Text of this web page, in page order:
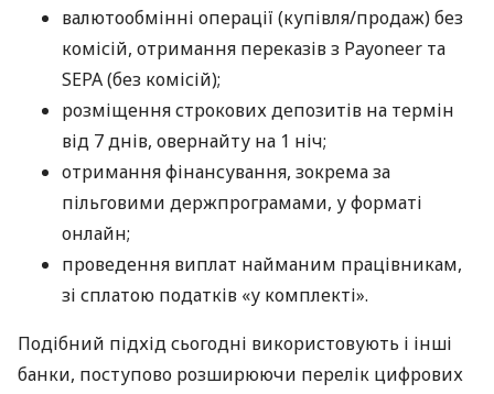
валютообмінні операції (купівля/продаж) без
комісій, отримання переказів з Payoneer та
SEPA (без комісій);
розміщення строкових депозитів на термін
від 7 днів, овернайту на 1 ніч;
отримання фінансування, зокрема за
пільговими держпрограмами, у форматі
онлайн;
проведення виплат найманим працівникам,
зі сплатою податків «у комплекті».
Подібний підхід сьогодні використовують і інші
банки, поступово розширюючи перелік цифрових